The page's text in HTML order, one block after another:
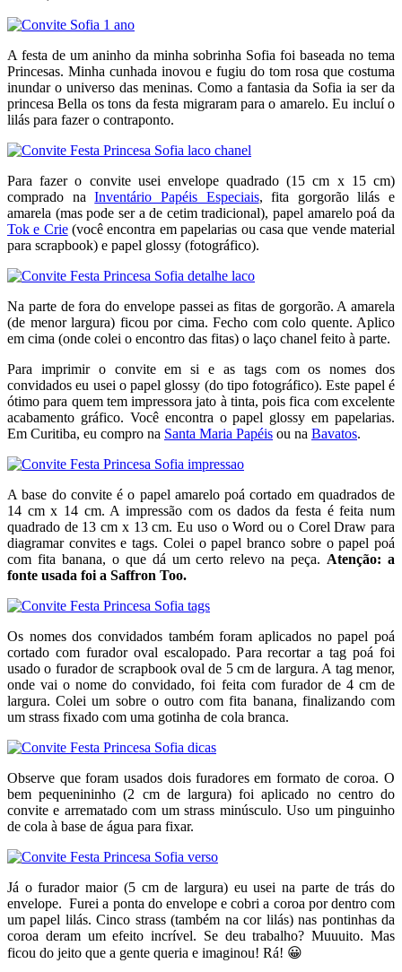
A festa de um aninho da minha sobrinha Sofia foi baseada no tema
Princesas. Minha cunhada inovou e fugiu do tom rosa que costuma
inundar o universo das meninas. Como a fantasia da Sofia ia ser da
princesa Bella os tons da festa migraram para o amarelo. Eu incluí o
lilás para fazer o contraponto.
Para fazer o convite usei envelope quadrado (15 cm x 15 cm)
comprado naInventário Papéis Especiais, fita gorgorão lilás e
amarela (mas pode ser a de cetim tradicional), papel amarelo poá da
Tok e Crie(você encontra em papelarias ou casa que vende material
para scrapbook) e papel glossy (fotográfico).
Na parte de fora do envelope passei as fitas de gorgorão. A amarela
(de menor largura) ficou por cima. Fecho com colo quente. Aplico
em cima (onde colei o encontro das fitas) o laço chanel feito à parte.
Para imprimir o convite em si e as tags com os nomes dos
convidados eu usei o papel glossy (do tipo fotográfico). Este papel é
ótimo para quem tem impressora jato à tinta, pois fica com excelente
acabamento gráfico. Você encontra o papel glossy em papelarias.
Em Curitiba, eu compro na Santa Maria Papéis ou na Bavatos.
A base do convite é o papel amarelo poá cortado em quadrados de
14 cm x 14 cm. A impressão com os dados da festa é feita num
quadrado de 13 cm x 13 cm. Eu uso o Word ou o Corel Draw para
diagramar convites e tags. Colei o papel branco sobre o papel poá
com fita banana, o que dá um certo relevo na peça. Atenção: a
fonte usada foi a Saffron Too.
Os nomes dos convidados também foram aplicados no papel poá
cortado com furador oval escalopado. Para recortar a tag poá foi
usado o furador de scrapbook oval de 5 cm de largura. A tag menor,
onde vai o nome do convidado, foi feita com furador de 4 cm de
largura. Colei um sobre o outro com fita banana, finalizando com
um strass fixado com uma gotinha de cola branca.
Observe que foram usados dois furadores em formato de coroa. O
bem pequenininho (2 cm de largura) foi aplicado no centro do
convite e arrematado com um strass minúsculo. Uso um pinguinho
de cola à base de água para fixar.
Já o furador maior (5 cm de largura) eu usei na parte de trás do
envelope. Furei a ponta do envelope e cobri a coroa por dentro com
um papel lilás. Cinco strass (também na cor lilás) nas pontinhas da
coroa deram um efeito incrível. Se deu trabalho? Muuuito. Mas
ficou do jeito que a gente queria e imaginou! Rá! 😀